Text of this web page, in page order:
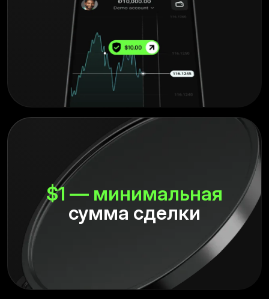
$1 — минимальная
сумма сделки